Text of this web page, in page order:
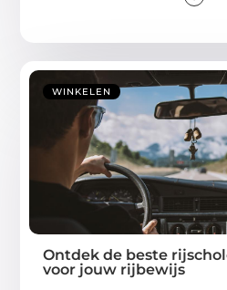
WINKELEN
Ontdek de beste
voor jouw rijbewijs